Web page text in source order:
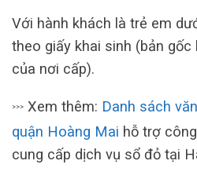
Với hành khách là trẻ em
theo giấy khai sinh (bản
của nơi cấp).
>>> Xem thêm: Danh sách
quận Hoàng Mai hỗ trợ
cung cấp dịch vụ sổ đỏ tại